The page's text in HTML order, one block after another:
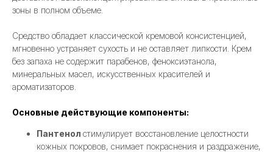
зоны в полном объеме.
Средство обладает классической кремовой консистенцией,
мгновенно устраняет сухость и не оставляет липкости. Крем
без запаха не содержит парабенов, феноксиэтанола,
минеральных масел, искусственных красителей и
ароматизаторов.
Основные действующие компоненты:
Пантенол стимулирует восстановление целостности
кожных покровов, снимает покраснения и раздражение,